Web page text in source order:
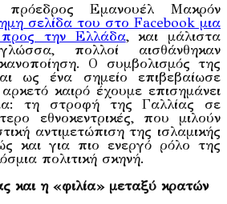
Εμανουέλ Μακρόν
σελίδα του στο Facebook μια
την Ελλάδα, και μάλιστα
πολλοί αισθάνθηκαν
Ο συμβολισμός της
ως ένα σημείο επιβεβαίωσε
καιρό έχουμε επισημάνει
τη στροφή της Γαλλίας σε
εθνοκεντρικές, που μιλούν
αντιμετώπιση της ισλαμικής
και για πιο ενεργό ρόλο της
πολιτική σκηνή.
και η «φιλία» μεταξύ κρατών